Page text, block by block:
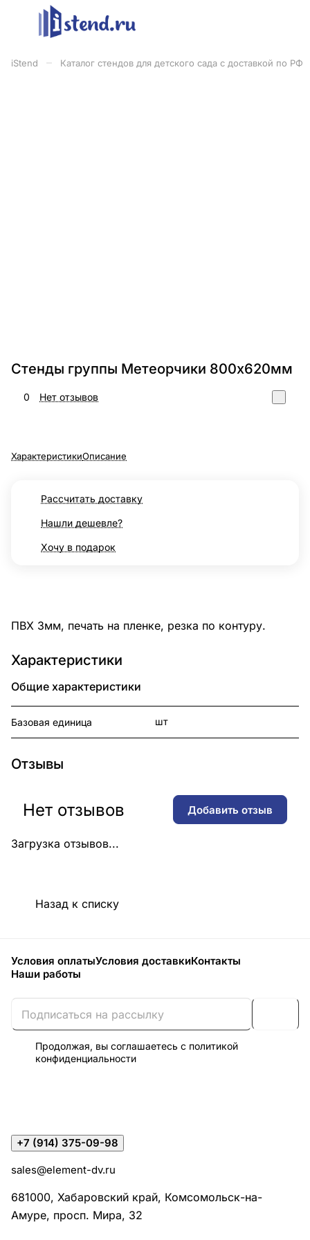
iStend Каталог стендов для детского сада с доставкой по РФ
Стенды группы Метеорчики 800х620мм
0 Нет отзывов
ХарактеристикиОписание
Рассчитать доставку
Нашли дешевле?
Хочу в подарок
ПВХ 3мм, печать на пленке, резка по контуру.
Характеристики
Общие характеристики
Базовая единица шт
Отзывы
Загрузка отзывов...
Нет отзывов Добавить отзыв
Назад к списку
Условия оплатыУсловия доставкиКонтакты
Наши работы
Продолжая, вы соглашаетесь с политикой
конфиденциальности
+7 (914) 375-09-98
sales@element-dv.ru
681000, Хабаровский край, Комсомольск-на-
Амуре, просп. Мира, 32